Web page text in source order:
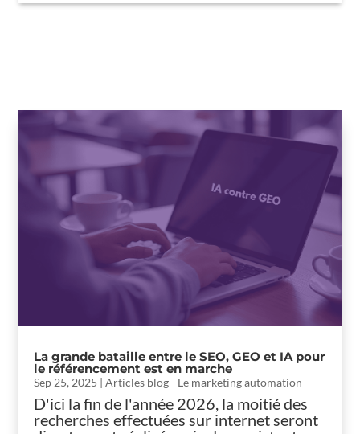
La grande bataille entre le SEO, GEO et IA pour
le référencement est en marche
Sep 25, 2025 |Articles blog - Le marketing automation
D'ici la fin de l'année 2026, la moitié des
recherches effectuées sur internet seront